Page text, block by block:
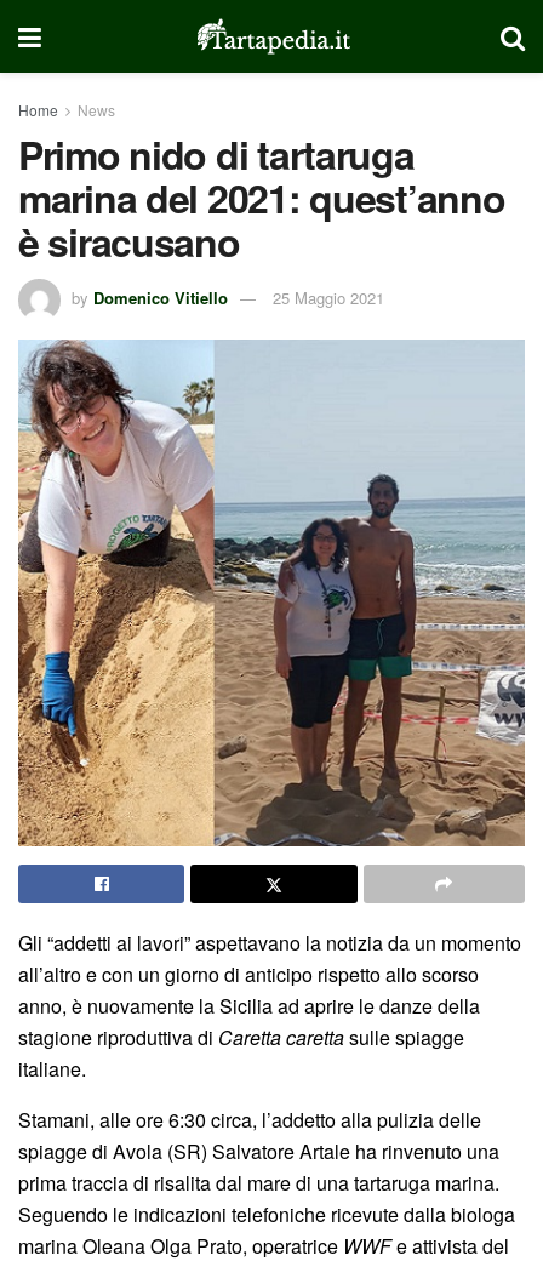
Home News
Primo nido di tartaruga
marina del 2021: quest’anno
è siracusano
by Domenico Vitiello 25 Maggio 2021
Gli “addetti ai lavori” aspettavano la notizia da un momento
all’altro e con un giorno di anticipo rispetto allo scorso
anno, è nuovamente la Sicilia ad aprire le danze della
stagione riproduttiva di Caretta carettasulle spiagge
italiane.
Stamani, alle ore 6:30 circa, l’addetto alla pulizia delle
spiagge di Avola (SR) Salvatore Artale ha rinvenuto una
prima traccia di risalita dal mare di una tartaruga marina.
Seguendo le indicazioni telefoniche ricevute dalla biologa
marina Oleana Olga Prato, operatrice WWFe attivista del